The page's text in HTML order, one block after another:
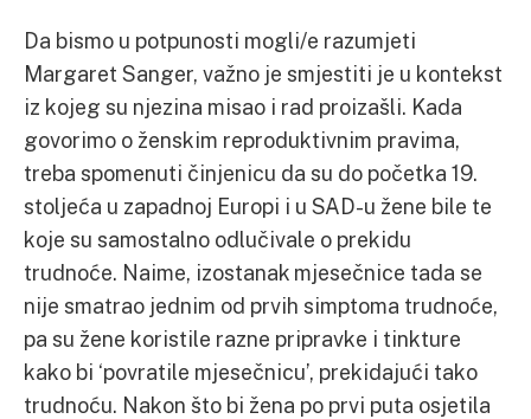
Da bismo u potpunosti mogli/e razumjeti
Margaret Sanger, važno je smjestiti je u kontekst
iz kojeg su njezina misao i rad proizašli. Kada
govorimo o ženskim reproduktivnim pravima,
treba spomenuti činjenicu da su do početka 19.
stoljeća u zapadnoj Europi i u SAD-u žene bile te
koje su samostalno odlučivale o prekidu
trudnoće. Naime, izostanak mjesečnice tada se
nije smatrao jednim od prvih simptoma trudnoće,
pa su žene koristile razne pripravke i tinkture
kako bi ‘povratile mjesečnicu’, prekidajući tako
trudnoću. Nakon što bi žena po prvi puta osjetila